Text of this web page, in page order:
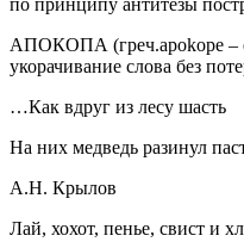
АПОКОПА (греч.apokope –
укорачивание слова без
…Как вдруг из лесу шасть
На них медведь разинул
А.Н. Крылов
Лай, хохот, пенье, свист и